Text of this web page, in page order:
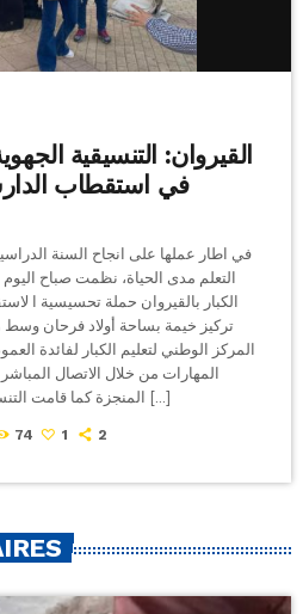
القيروان: التنسيقية
في استقطاب
في اطار عملها على انجاح السنة
التعلم مدى الحياة، نظمت صباح اليوم
الكبار بالقيروان حملة تحسيسية ا
تركيز خيمة بساحة أولاد فرحان وسط
المركز الوطني لتعليم الكبار لفائدة
المهارات من خلال الاتصال
المنجزة كما قامت التنسيقية بوضع اعلانات في الاماكن […]
74 1 2